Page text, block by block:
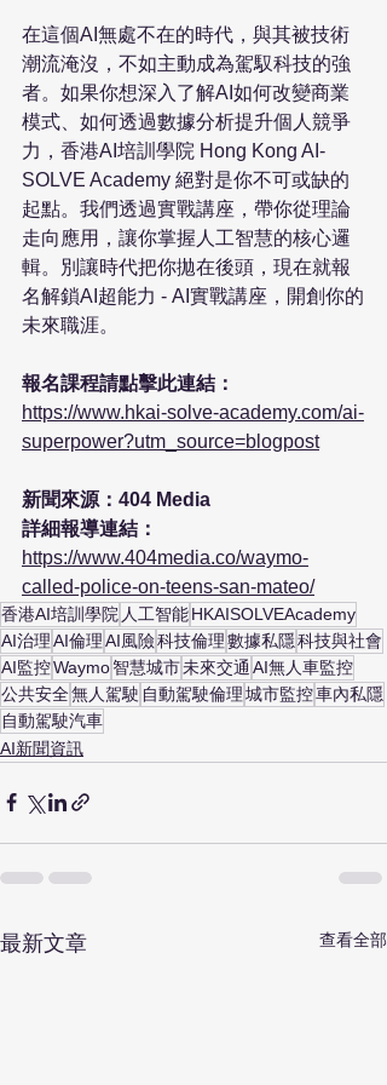
在這個AI無處不在的時代，與其被技術
潮流淹沒，不如主動成為駕馭科技的強
者。如果你想深入了解AI如何改變商業
模式、如何透過數據分析提升個人競爭
力，香港AI培訓學院 Hong Kong AI-
SOLVE Academy 絕對是你不可或缺的
起點。我們透過實戰講座，帶你從理論
走向應用，讓你掌握人工智慧的核心邏
輯。別讓時代把你拋在後頭，現在就報
名解鎖AI超能力 - AI實戰講座，開創你的
未來職涯。
報名課程請點擊此連結：
https://www.hkai-solve-academy.com/ai-
superpower?utm_source=blogpost
新聞來源：404 Media
詳細報導連結：
https://www.404media.co/waymo-
called-police-on-teens-san-mateo/
香港AI培訓學院 人工智能HKAISOLVEAcademy
AI治理AI倫理AI風險科技倫理數據私隱科技與社會
AI監控Waymo智慧城市未來交通 AI無人車監控
公共安全無人駕駛 自動駕駛倫理城市監控車內私隱
自動駕駛汽車
AI新聞資訊
最新文章 查看全部